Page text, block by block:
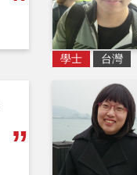
學士 台灣